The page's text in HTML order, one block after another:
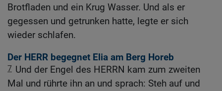
Brotfladen und ein Krug Wasser. Und als er
gegessen und getrunken hatte, legte er sich
wieder schlafen.
Der HERR begegnet Elia am Berg Horeb
7 Und der Engel des HERRN kam zum zweiten
Mal und rührte ihn an und sprach: Steh auf und